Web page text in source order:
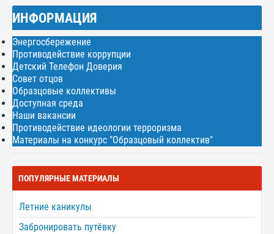
ИНФОРМАЦИЯ
Энергосбережение
Противодействие коррупции
Детский Телефон Доверия
Совет отцов
Образцовые коллективы
Доступная среда
Наши вакансии
Противодействие идеологии терроризма
Материалы на конкурс "Образцовый коллектив"
ПОПУЛЯРНЫЕ МАТЕРИАЛЫ
Летние каникулы
Забронировать путёвку